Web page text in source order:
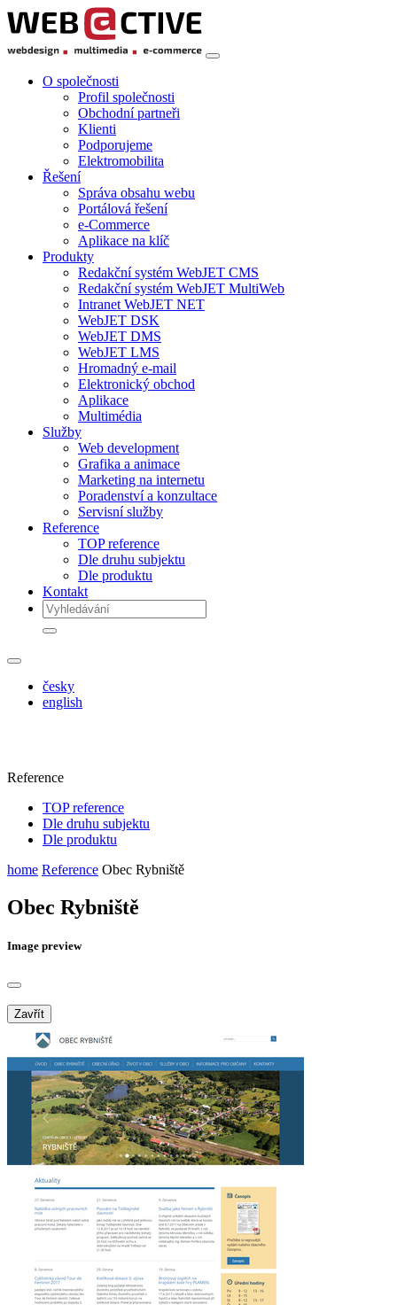
O společnosti
Profil společnosti
Obchodní partneři
Klienti
Podporujeme
Elektromobilita
Řešení
Správa obsahu webu
Portálová řešení
e-Commerce
Aplikace na klíč
Produkty
Redakční systém WebJET CMS
Redakční systém WebJET MultiWeb
Intranet WebJET NET
WebJET DSK
WebJET DMS
WebJET LMS
Hromadný e-mail
Elektronický obchod
Aplikace
Multimédia
Služby
Web development
Grafika a animace
Marketing na internetu
Poradenství a konzultace
Servisní služby
Reference
TOP reference
Dle druhu subjektu
Dle produktu
Kontakt
česky
english
Reference
TOP reference
Dle druhu subjektu
Dle produktu
home Reference Obec Rybniště
Obec Rybniště
Image preview
Zavřít